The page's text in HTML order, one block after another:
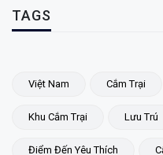
TAGS
Việt Nam Cắm Trại
Khu Cắm Trại Lưu Trú
Điểm Đến Yêu Thích